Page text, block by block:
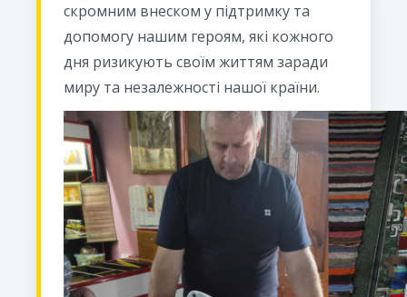
скромним внеском у підтримку та
допомогу нашим героям, які кожного
дня ризикують своїм життям заради
миру та незалежності нашої країни.